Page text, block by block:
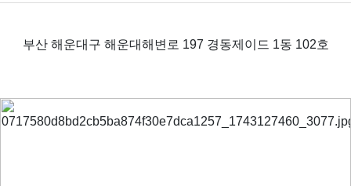
부산 해운대구 해운대해변로 197 경동제이드 1동 102호